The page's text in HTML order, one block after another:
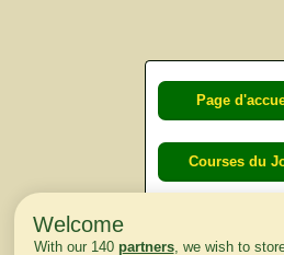
Page
Courses du
lendemain
Welcome
With our 140 partners, we wish to